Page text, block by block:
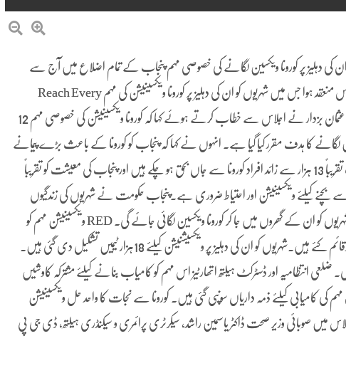
ان کی دہلیز پر کورونا ویکسین لگانے کی خصوصی مہم پنجاب کے تمام اضلاع میں آج سے
شروع ہو گئی ہے۔ وزیراعلیٰ عثمان بزدار کی زیرصدارت آج اجلاس منعقد ہوا جس میں شہریوں کو ان کی دہلیز پر کورونا ویکسینیشن کی مہم Reach Every
Door RED) (کے بارے میں بریفنگ دی گئی۔ وزیراعلیٰ عثمان بزدار نے اجلاس سے خطاب کرتے ہوئے کہا کہ کورونا ویکسینیشن کی خصوصی مہم 12
تقریباً 10 لاکھ شہریوں کو ویکسین لگانے کا ہدف مقرر کیا گیا ہے۔ انہوں نے کہا کہ پنجاب کو کورونا کے باعث بڑے پیمانے
پر جانی و مالی نقصان کا سامنا کرنا پڑا ہے۔پنجاب میں اب تک تقریباً 13 ہزار سے زائد افراد کورونا سے جاں بحق ہو چکے ہیں اور پنجاب کی معیشت کو تقریباً
بچنے کیلئے ویکسینیشن اور احتیاط ضروری ہے۔پنجاب حکومت نے شہریوں کی زندگیوں
کے تحفظ کیلئے بڑے پیمانے پر ویکسینیشن مہم شروع کی ہے۔شہریوں کو ان کے گھروں میں جا کر کورونا ویکسین لگائی جائے گی۔ RED ویکسینیشن مہم کو
کامیاب بنانے کیلئے صوبہ بھرمیں 14ہزارنئے ویکسی نیشن سنٹرزقائم کئے ہیں۔شہریوں کو ان کی دہلیز پر ویکسیشنیشن کیلئے 18ہزار ٹیمیں تشکیل دی گئی ہیں۔
انتظامیہ اور ڈسٹرکٹ ہیلتھ اتھارٹیز اس مہم کو کامیاب بنانے کیلئے مشترکہ کاوشیں
مہم کی کامیابی کیلئے ذمہ داریاں سونپی گئی ہیں۔ کورونا سے نجات کا واحد حل ویکسینیشن
صوبائی وزیر صحت ڈاکٹر یاسمین راشد، سیکرٹری پرائمری و سیکنڈری ہیلتھ، ڈی جی پی